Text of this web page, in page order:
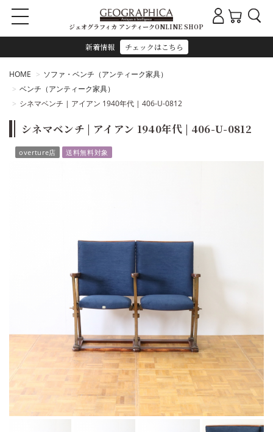
新着情報 チェックはこちら
ジェオグラフィカ アンティークONLINE SHOP
HOME
ソファ・ベンチ（アンティーク家具）
ベンチ（アンティーク家具）
シネマベンチ | アイアン 1940年代 | 406-U-0812
シネマベンチ | アイアン 1940年代 | 406-U-0812
overture店 送料無料対象